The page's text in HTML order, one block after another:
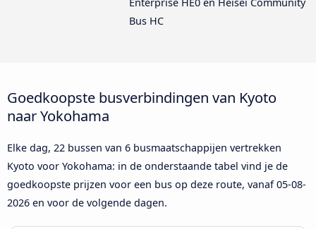
Bus HC
Goedkoopste busverbindingen van Kyoto
naar Yokohama
Elke dag, 22 bussen van 6 busmaatschappijen vertrekken
Kyoto voor Yokohama: in de onderstaande tabel vind je de
goedkoopste prijzen voor een bus op deze route, vanaf05-08-
2026 en voor de volgende dagen.